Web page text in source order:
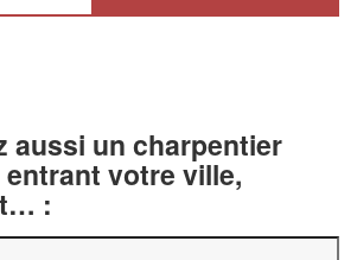
aussi un charpentier
votre ville,
: